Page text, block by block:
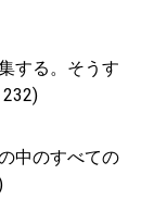
する。そうす
中のすべての